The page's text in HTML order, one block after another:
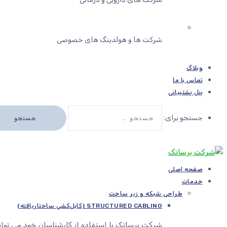
شرکت ها و هولدینگ های خصوصی
وبلاگ
تماس با ما
پنل پشتیبانی
جستجو برای:
صفحه اصلی
خدمات
طراحی شبکه و زیر ساخت
STRUCTURED CABLING (کابل‌کشی ساختاریافته)
شرکت پرساتک با استفاده از کارشناسان خود می